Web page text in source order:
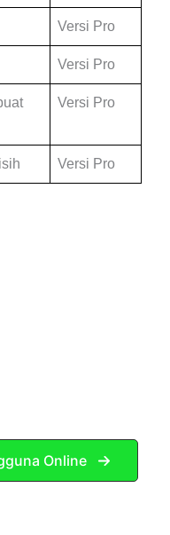
Versi Pro
Versi Pro
Versi Pro
Versi Pro
Online